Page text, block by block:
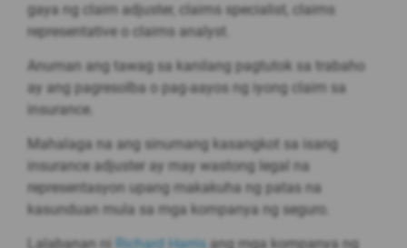
gaya ng claim adjuster, claims specialist, claims
representative o claims analyst.
Anuman ang tawag sa kanilang pagtutok sa trabaho
ay ang pagresolba o pag-aayos ng iyong claim sa
insurance.
Mahalaga na ang sinumang kasangkot sa isang
insurance adjuster ay may wastong legal na
representasyon upang makakuha ng patas na
kasunduan mula sa mga kompanya ng seguro.
Lalabanan ni Richard Harris ang mga kompanya ng